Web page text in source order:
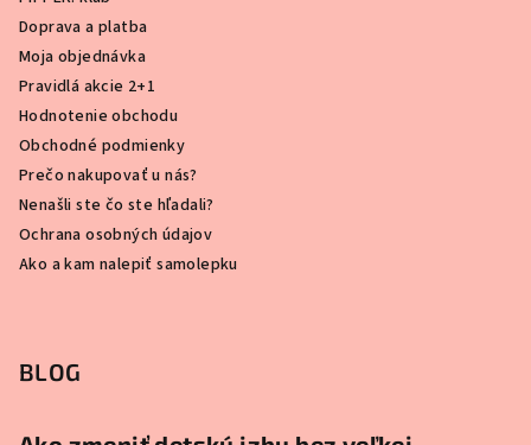
Doprava a platba
Moja objednávka
Pravidlá akcie 2+1
Hodnotenie obchodu
Obchodné podmienky
Prečo nakupovať u nás?
Nenašli ste čo ste hľadali?
Ochrana osobných údajov
Ako a kam nalepiť samolepku
BLOG